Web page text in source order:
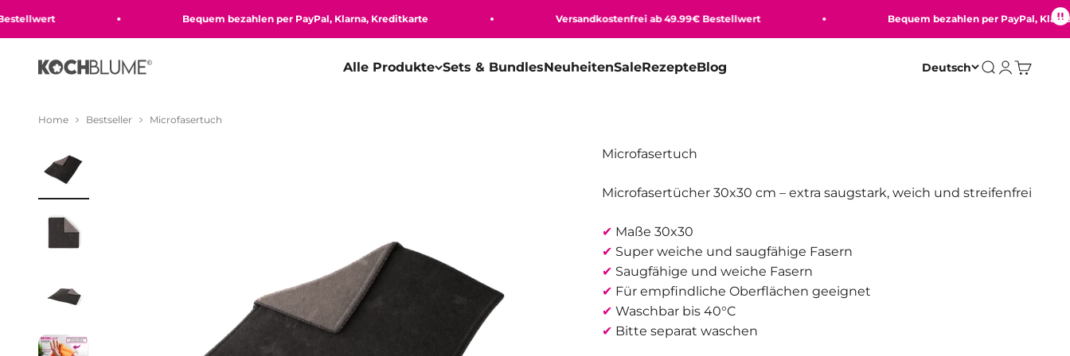
Bequem bezahlen per PayPal, Klarna, Kreditkarte Versandkostenfrei ab 49.99€ Bestellwert Bequem bezahlen per PayPal, Klarna,
Alle Produkte Sets & BundlesNeuheitenSaleRezepteBlog
Kochblume GmbH Deutsch SucheAnmelden
Home Bestseller Microfasertuch
Microfasertuch
Microfasertücher 30x30 cm – extra saugstark, weich und streifenfrei
✔ Maße 30x30
✔ Super weiche und saugfähige Fasern
✔ Saugfähige und weiche Fasern
✔ Für empfindliche Oberflächen geeignet
✔ Waschbar bis 40°C
✔ Bitte separat waschen